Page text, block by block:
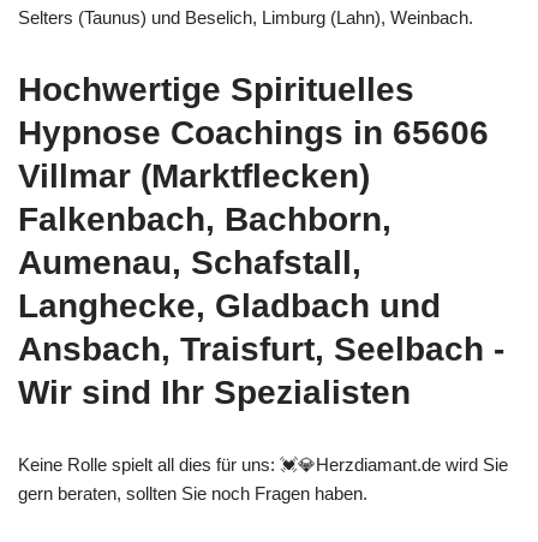
Selters (Taunus) und Beselich, Limburg (Lahn), Weinbach.
Hochwertige Spirituelles
Hypnose Coachings in 65606
Villmar (Marktflecken)
Falkenbach, Bachborn,
Aumenau, Schafstall,
Langhecke, Gladbach und
Ansbach, Traisfurt, Seelbach -
Wir sind Ihr Spezialisten
Keine Rolle spielt all dies für uns: 💓️💎Herzdiamant.de wird Sie
gern beraten, sollten Sie noch Fragen haben.